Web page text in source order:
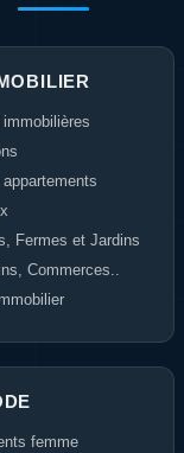
Fermes et Jardins
Commerces..
femme